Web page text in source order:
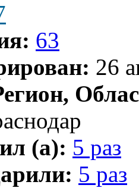
63
26
(а): 5 раз
5 раз